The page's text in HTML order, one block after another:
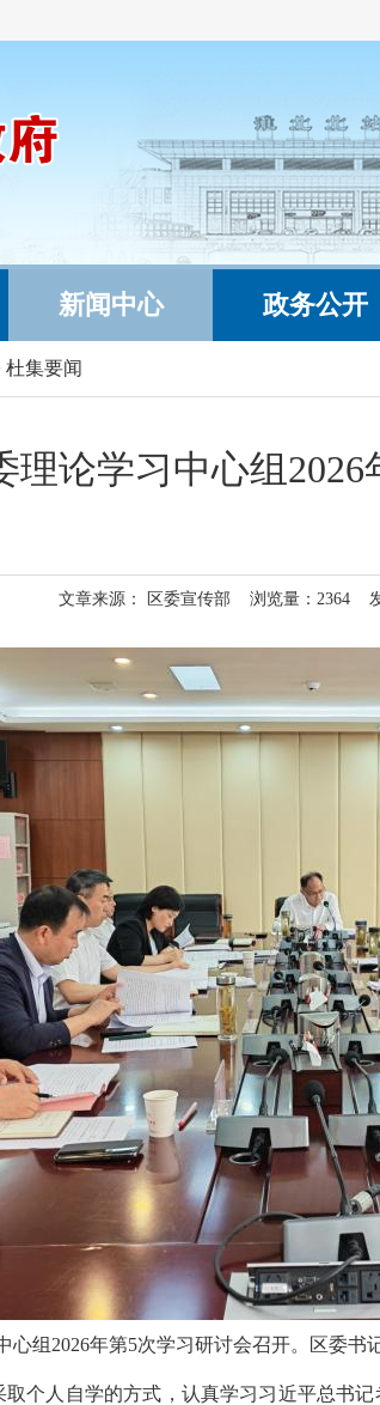
新闻中心 政务公开
杜集要闻
理论学习中心组
文章来源： 区委宣传部 浏览量： 2364
心组 2026年第5次学习研讨会召开。区委书
个人自学的方式，认真学习习近平总书